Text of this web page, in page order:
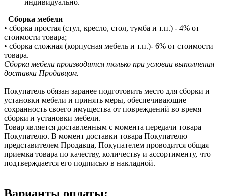
индивидуально.
Сборка мебели
• сборка простая (стул, кресло, стол, тумба и т.п.) - 4% от
стоимости товара;
• сборка сложная (корпусная мебель и т.п.)- 6% от стоимости
товара.
Сборка мебели производится только при условии выполнения
доставки Продавцом.
Покупатель обязан заранее подготовить место для сборки и
установки мебели и принять меры, обеспечивающие
сохранность своего имущества от повреждений во время
сборки и установки мебели.
Товар является доставленным с момента передачи товара
Покупателю. В момент доставки товара Покупателю
представителем Продавца, Покупателем проводится общая
приемка товара по качеству, количеству и ассортименту, что
подтверждается его подписью в накладной.